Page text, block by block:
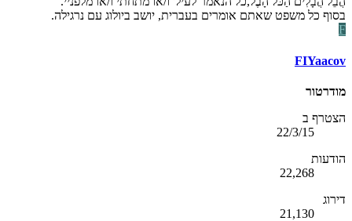
בסוף כל משפט שאתם אומרים בעברית, יושב ביולוג עם נרגילה.
F
FIYaacov
מודרטור
הצטרף ב
22/3/15
הודעות
22,268
דירוג
21,130